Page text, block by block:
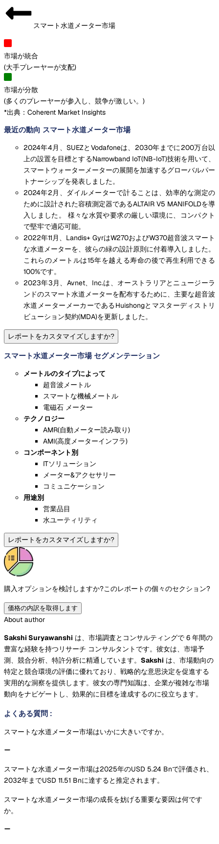
スマート水道メーター市場
市場が統合
(大手プレーヤーが支配)
市場が分散
(多くのプレーヤーが参入し、競争が激しい。 )
*出典：Coherent Market Insights
最近の動向 スマート水道メーター市場
2024年4月、SUEZとVodafoneは、2030年までに200万台以
上の設置を目標とするNarrowband IoT(NB-IoT)技術を用いて、
スマートウォーターメーターの展開を加速するグローバルパー
トナーシップを発表しました。
2024年2月、ダイルメーターで計ることは、効率的な測定の
ために設計された容積測定器であるALTAIR V5 MANIFOLDを導
入しました。 様々な水質や要求の厳しい環境に、コンパクト
で堅牢で適応可能。
2022年11月、Landis+ GyrはW270およびW370超音波スマート
な水道メーターを、彼らの緑の設計原則に付着導入しました。
これらのメートルは15年を越える寿命の後で再生利用できる
100%です。
2023年3月、Avnet、Inc.は、オーストラリアとニュージーラ
ンドのスマート水道メーターを配布するために、主要な超音波
水道メーターメーカーであるHuishongとマスターディストリ
ビューション契約(MDA)を更新しました。
レポートをカスタマイズしますか?
スマート水道メーター市場 セグメンテーション
メートルのタイプによって
超音波メートル
スマートな機械メートル
電磁石 メーター
テクノロジー
AMR(自動メーター読み取り)
AMI(高度メーターインフラ)
コンポーネント別
ITソリューション
メーター&アクセサリー
コミュニケーション
用途別
営業品目
水ユーティリティ
レポートをカスタマイズしますか?
購入オプションを検討しますか?このレポートの個々のセクション?
価格の内訳を取得します
About author
Sakshi Suryawanshi は、市場調査とコンサルティングで 6 年間の
豊富な経験を持つリサーチ コンサルタントです。彼女は、市場予
測、競合分析、特許分析に精通しています。 Sakshi は、市場動向の
特定と競合環境の評価に優れており、戦略的な意思決定を促進する
実用的な洞察を提供します。彼女の専門知識は、企業が複雑な市場
動向をナビゲートし、効果的に目標を達成するのに役立ちます。
よくある質問 :
スマートな水道メーター市場はいかに大きいですか。
スマートな水道メーター市場は2025年のUSD 5.24 Bnで評価され、
2032年までUSD 11.51 Bnに達すると推定されます。
スマートな水道メーター市場の成長を妨げる重要な要因は何です
か。